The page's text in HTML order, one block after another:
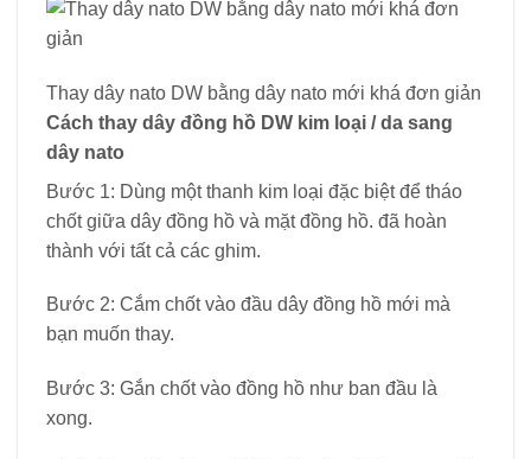
Thay dây nato DW bằng dây nato mới khá đơn giản
Cách thay dây đồng hồ DW kim loại / da sang
dây nato
Bước 1: Dùng một thanh kim loại đặc biệt để tháo
chốt giữa dây đồng hồ và mặt đồng hồ. đã hoàn
thành với tất cả các ghim.
Bước 2: Cắm chốt vào đầu dây đồng hồ mới mà
bạn muốn thay.
Bước 3: Gắn chốt vào đồng hồ như ban đầu là
xong.